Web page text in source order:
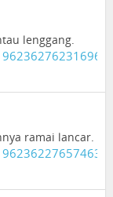
lenggang.
ramai lancar.